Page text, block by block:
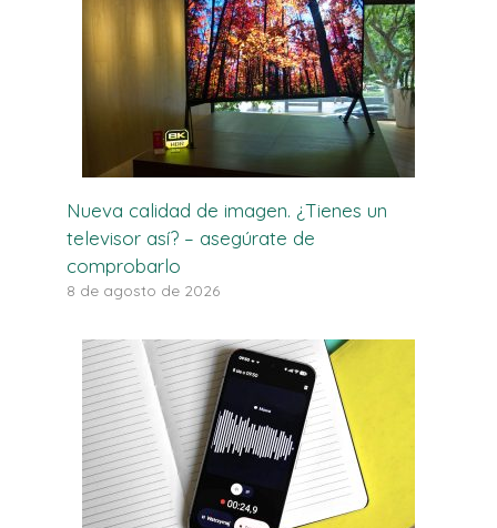
Nueva calidad de imagen. ¿Tienes un
televisor así? – asegúrate de
comprobarlo
8 de agosto de 2026